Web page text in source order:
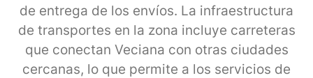
de entrega de los envíos. La infraestructura
de transportes en la zona incluye carreteras
que conectan Veciana con otras ciudades
cercanas, lo que permite a los servicios de